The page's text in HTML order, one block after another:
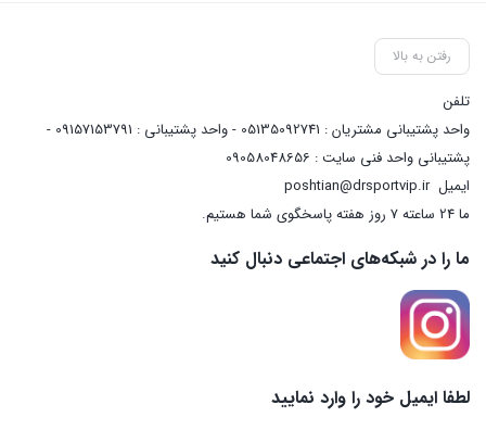
رفتن به بالا
تلفن
واحد پشتیبانی مشتریان : 05135092741 - واحد پشتیبانی : 09157153791 -
پشتیبانی واحد فنی سایت : 09058048656
ایمیلposhtian@drsportvip.ir
ما 24 ساعته 7 روز هفته پاسخگوی شما هستیم.
ما را در شبکه‌های اجتماعی دنبال کنید
لطفا ایمیل خود را وارد نمایید